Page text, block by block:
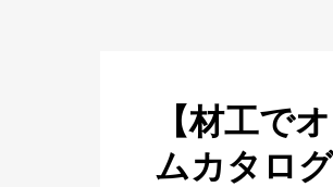
【材工で
ムカタログ